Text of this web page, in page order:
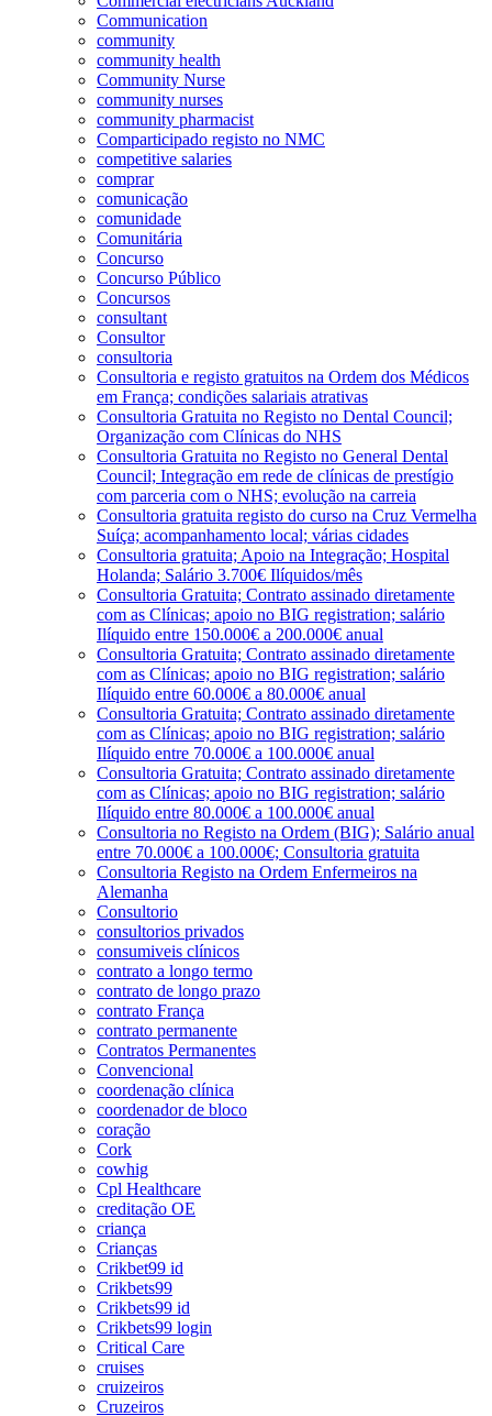
Communication
community
community health
Community Nurse
community nurses
community pharmacist
Comparticipado registo no NMC
competitive salaries
comprar
comunicação
comunidade
Comunitária
Concurso
Concurso Público
Concursos
consultant
Consultor
consultoria
Consultoria e registo gratuitos na Ordem dos Médicos
em França; condições salariais atrativas
Consultoria Gratuita no Registo no Dental Council;
Organização com Clínicas do NHS
Consultoria Gratuita no Registo no General Dental
Council; Integração em rede de clínicas de prestígio
com parceria com o NHS; evolução na carreia
Consultoria gratuita registo do curso na Cruz Vermelha
Suíça; acompanhamento local; várias cidades
Consultoria gratuita; Apoio na Integração; Hospital
Holanda; Salário 3.700€ Ilíquidos/mês
Consultoria Gratuita; Contrato assinado diretamente
com as Clínicas; apoio no BIG registration; salário
Ilíquido entre 150.000€ a 200.000€ anual
Consultoria Gratuita; Contrato assinado diretamente
com as Clínicas; apoio no BIG registration; salário
Ilíquido entre 60.000€ a 80.000€ anual
Consultoria Gratuita; Contrato assinado diretamente
com as Clínicas; apoio no BIG registration; salário
Ilíquido entre 70.000€ a 100.000€ anual
Consultoria Gratuita; Contrato assinado diretamente
com as Clínicas; apoio no BIG registration; salário
Ilíquido entre 80.000€ a 100.000€ anual
Consultoria no Registo na Ordem (BIG); Salário anual
entre 70.000€ a 100.000€; Consultoria gratuita
Consultoria Registo na Ordem Enfermeiros na
Alemanha
Consultorio
consultorios privados
consumiveis clínicos
contrato a longo termo
contrato de longo prazo
contrato França
contrato permanente
Contratos Permanentes
Convencional
coordenação clínica
coordenador de bloco
coração
Cork
cowhig
Cpl Healthcare
creditação OE
criança
Crianças
Crikbet99 id
Crikbets99
Crikbets99 id
Crikbets99 login
Critical Care
cruises
cruizeiros
Cruzeiros